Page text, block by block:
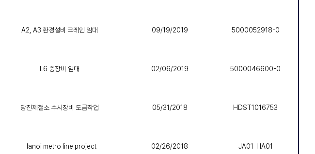
A2, A3 환경설비 크레인 임대 09/19/2019 5000052918-0
L6 중장비 임대 02/06/2019 5000046600-0
당진제철소 수시장비 도급작업 05/31/2018 HDST1016753
Hanoi metro line project 02/26/2018 JA01-HA01